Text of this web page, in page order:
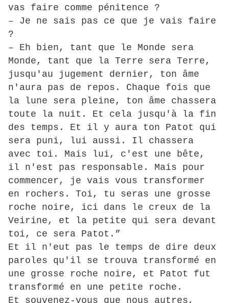
vas faire comme pénitence ?
– Je ne sais pas ce que je vais faire
?
– Eh bien, tant que le Monde sera
Monde, tant que la Terre sera Terre,
jusqu'au jugement dernier, ton âme
n'aura pas de repos. Chaque fois que
la lune sera pleine, ton âme chassera
toute la nuit. Et cela jusqu'à la fin
des temps. Et il y aura ton Patot qui
sera puni, lui aussi. Il chassera
avec toi. Mais lui, c'est une bête,
il n'est pas responsable. Mais pour
commencer, je vais vous transformer
en rochers. Toi, tu seras une grosse
roche noire, ici dans le creux de la
Veirine, et la petite qui sera devant
toi, ce sera Patot.”
Et il n'eut pas le temps de dire deux
paroles qu'il se trouva transformé en
une grosse roche noire, et Patot fut
transformé en une petite roche.
Et souvenez-vous que nous autres,